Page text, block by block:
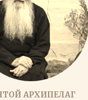
АРХИПЕЛАГ